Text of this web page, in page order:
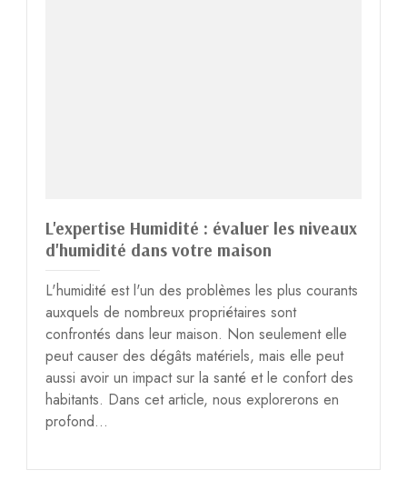
L'expertise Humidité : évaluer les niveaux
d'humidité dans votre maison
L'humidité est l'un des problèmes les plus courants
auxquels de nombreux propriétaires sont
confrontés dans leur maison. Non seulement elle
peut causer des dégâts matériels, mais elle peut
aussi avoir un impact sur la santé et le confort des
habitants. Dans cet article, nous explorerons en
profond...